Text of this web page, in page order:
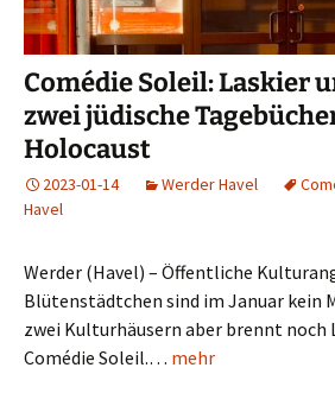
Comédie Soleil: Laskier
zwei jüdische
Holocaust
2023-01-14 Werder Havel
Havel
Werder (Havel) – Öffentliche
Blütenstädtchen sind im Januar kein
zwei Kulturhäusern aber brennt noch
Comédie Soleil.… mehr